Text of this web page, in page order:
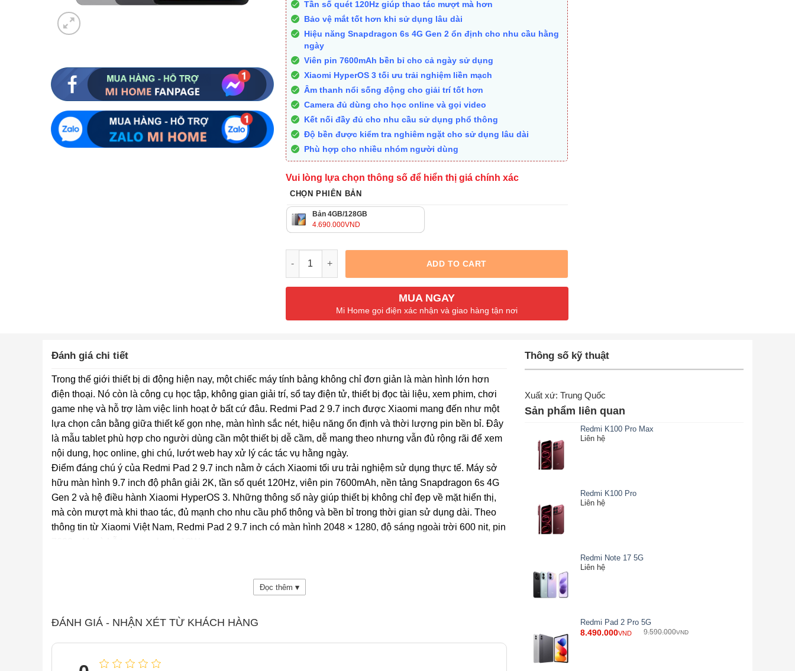
Tần số quét 120Hz giúp thao tác mượt mà hơn
Bảo vệ mắt tốt hơn khi sử dụng lâu dài
Hiệu năng Snapdragon 6s 4G Gen 2 ổn định cho nhu cầu hằng
ngày
Viên pin 7600mAh bền bỉ cho cả ngày sử dụng
Xiaomi HyperOS 3 tối ưu trải nghiệm liền mạch
Âm thanh nổi sống động cho giải trí tốt hơn
Camera đủ dùng cho học online và gọi video
Kết nối đầy đủ cho nhu cầu sử dụng phổ thông
Độ bền được kiểm tra nghiêm ngặt cho sử dụng lâu dài
Phù hợp cho nhiều nhóm người dùng
Vui lòng lựa chọn thông số để hiển thị giá chính xác
CHỌN PHIÊN BẢN
Bản 4GB/128GB
4.690.000VND
ADD TO CART
MUA NGAY
Mi Home gọi điện xác nhận và giao hàng tận nơi
Đánh giá chi tiết
Trong thế giới thiết bị di động hiện nay, một chiếc máy tính bảng không chỉ đơn giản là màn hình lớn hơn
điện thoại. Nó còn là công cụ học tập, không gian giải trí, sổ tay điện tử, thiết bị đọc tài liệu, xem phim, chơi
game nhẹ và hỗ trợ làm việc linh hoạt ở bất cứ đâu. Redmi Pad 2 9.7 inch được Xiaomi mang đến như một
lựa chọn cân bằng giữa thiết kế gọn nhẹ, màn hình sắc nét, hiệu năng ổn định và thời lượng pin bền bỉ. Đây
là mẫu tablet phù hợp cho người dùng cần một thiết bị dễ cầm, dễ mang theo nhưng vẫn đủ rộng rãi để xem
nội dung, học online, ghi chú, lướt web hay xử lý các tác vụ hằng ngày.
Điểm đáng chú ý của Redmi Pad 2 9.7 inch nằm ở cách Xiaomi tối ưu trải nghiệm sử dụng thực tế. Máy sở
hữu màn hình 9.7 inch độ phân giải 2K, tần số quét 120Hz, viên pin 7600mAh, nền tảng Snapdragon 6s 4G
Gen 2 và hệ điều hành Xiaomi HyperOS 3. Những thông số này giúp thiết bị không chỉ đẹp về mặt hiển thị,
mà còn mượt mà khi thao tác, đủ mạnh cho nhu cầu phổ thông và bền bỉ trong thời gian sử dụng dài. Theo
thông tin từ Xiaomi Việt Nam, Redmi Pad 2 9.7 inch có màn hình 2048 × 1280, độ sáng ngoài trời 600 nit, pin
Đọc thêm ▾
ĐÁNH GIÁ - NHẬN XÉT TỪ KHÁCH HÀNG
Thông số kỹ thuật
Xuất xứ: Trung Quốc
Sản phẩm liên quan
Redmi K100 Pro Max
Liên hệ
Redmi K100 Pro
Liên hệ
Redmi Note 17 5G
Liên hệ
Redmi Pad 2 Pro 5G
8.490.000VND 9.590.000VND